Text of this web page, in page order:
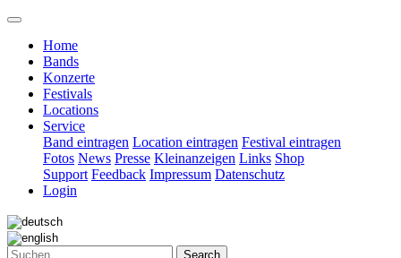
Home
Bands
Konzerte
Festivals
Locations
Service
Band eintragen Location eintragen Festival eintragen
Fotos News Presse Kleinanzeigen Links Shop
Support Feedback Impressum Datenschutz
Login
Search